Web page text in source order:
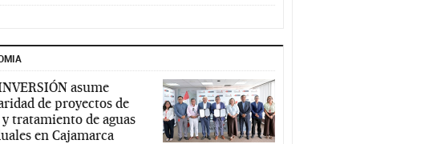
asume
de proyectos de
y tratamiento de aguas
en Cajamarca